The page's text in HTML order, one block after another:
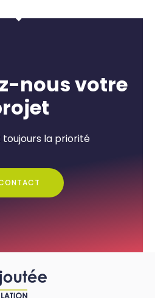
nous votre
toujours la priorité